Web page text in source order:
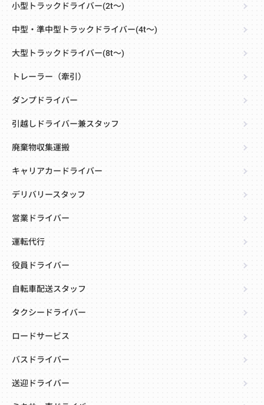
小型トラックドライバー(2t～)
中型・準中型トラックドライバー(4t～)
大型トラックドライバー(8t～)
トレーラー（牽引）
ダンプドライバー
引越しドライバー兼スタッフ
廃棄物収集運搬
キャリアカードライバー
デリバリースタッフ
営業ドライバー
運転代行
役員ドライバー
自転車配送スタッフ
タクシードライバー
ロードサービス
バスドライバー
送迎ドライバー